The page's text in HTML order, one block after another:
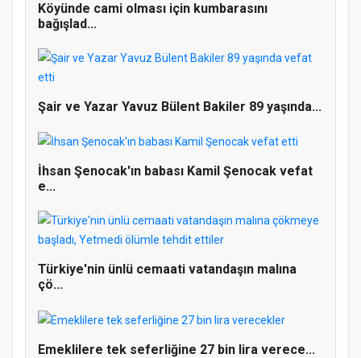
Doğanyol'da Temel Dini Bilgiler Sınavı
Köyünde cami olması için kumbarasını
bağışlad...
Şair ve Yazar Yavuz Bülent Bakiler 89 yaşında...
İhsan Şenocak'ın babası Kamil Şenocak vefat
e...
Türkiye'nin ünlü cemaati vatandaşın malına
çö...
Emeklilere tek seferliğine 27 bin lira verece...